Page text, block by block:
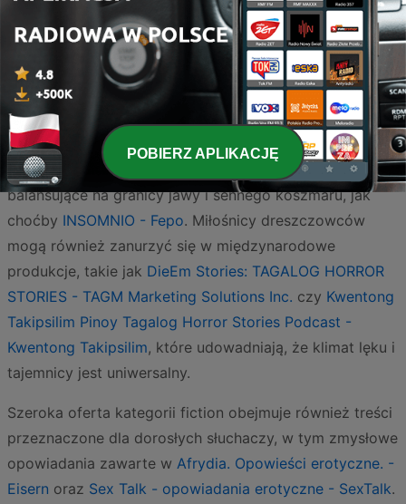
Współczesna fikcja audio to jednak znacznie więcej niż
tylko teatr tradycyjny. To dynamicznie rozwijające się
gatunki, które zaspokajają gusta najbardziej
wymagających odbiorców, od fanów grozy po
miłośników fantasy. Dla osób o mocnych nerwach
idealnym wyborem będą mroczne opowieści
balansujące na granicy jawy i sennego koszmaru, jak
choćby INSOMNIO - Fepo. Miłośnicy dreszczowców
mogą również zanurzyć się w międzynarodowe
produkcje, takie jak DieEm Stories: TAGALOG HORROR
STORIES - TAGM Marketing Solutions Inc. czy Kwentong
Takipsilim Pinoy Tagalog Horror Stories Podcast -
Kwentong Takipsilim, które udowadniają, że klimat lęku i
tajemnicy jest uniwersalny.
Szeroka oferta kategorii fiction obejmuje również treści
przeznaczone dla dorosłych słuchaczy, w tym zmysłowe
opowiadania zawarte w Afrydia. Opowieści erotyczne. -
Eisern oraz Sex Talk - opowiadania erotyczne - SexTalk.
POBIERZ APLIKACJĘ